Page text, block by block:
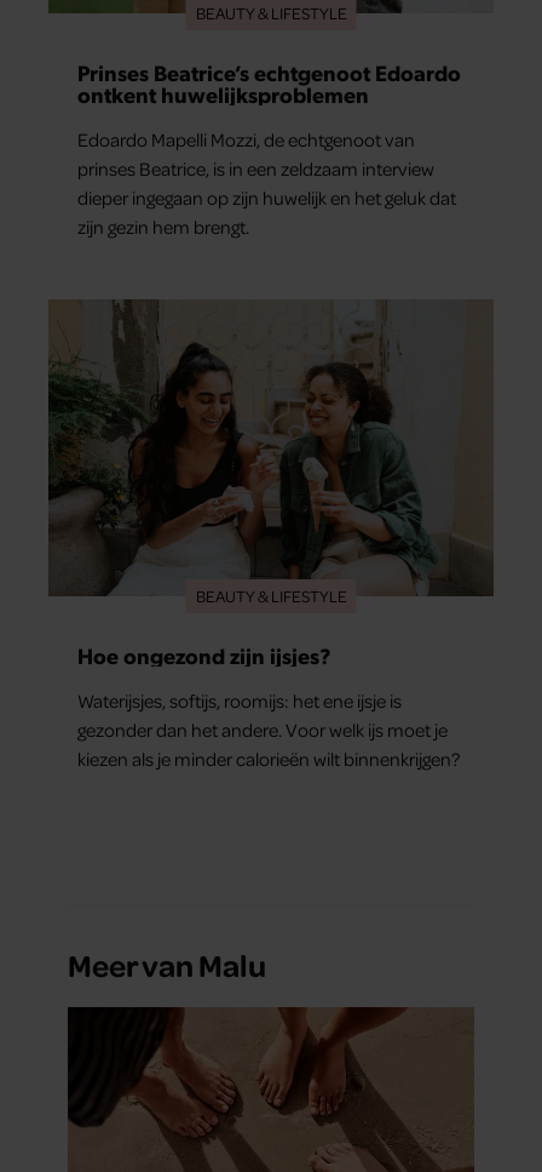
BEAUTY & LIFESTYLE
Prinses Beatrice’s echtgenoot Edoardo
ontkent huwelijksproblemen
Edoardo Mapelli Mozzi, de echtgenoot van
prinses Beatrice, is in een zeldzaam interview
dieper ingegaan op zijn huwelijk en het geluk dat
zijn gezin hem brengt.
BEAUTY & LIFESTYLE
Hoe ongezond zijn ijsjes?
Waterijsjes, softijs, roomijs: het ene ijsje is
gezonder dan het andere. Voor welk ijs moet je
kiezen als je minder calorieën wilt binnenkrijgen?
Meer van Malu